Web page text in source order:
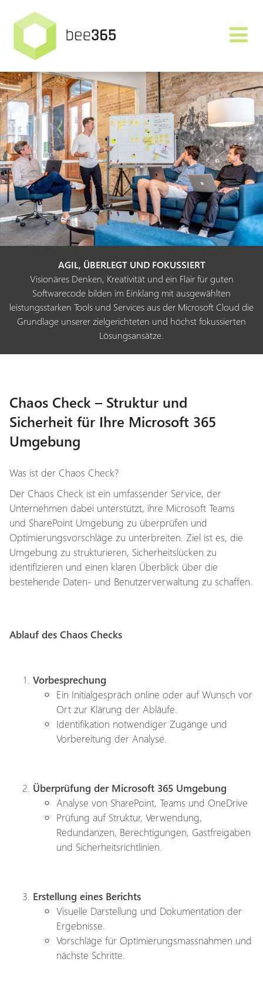
AGIL, ÜBERLEGT UND FOKUSSIERT
Visionäres Denken, Kreativität und ein Flair für guten
Softwarecode bilden im Einklang mit ausgewählten
leistungsstarken Tools und Services aus der Microsoft Cloud die
Grundlage unserer zielgerichteten und höchst fokussierten
Lösungsansätze.
Chaos Check – Struktur und
Sicherheit für Ihre Microsoft 365
Umgebung
Was ist der Chaos Check?
Der Chaos Check ist ein umfassender Service, der
Unternehmen dabei unterstützt, ihre Microsoft Teams
und SharePoint Umgebung zu überprüfen und
Optimierungsvorschläge zu unterbreiten. Ziel ist es, die
Umgebung zu strukturieren, Sicherheitslücken zu
identifizieren und einen klaren Überblick über die
bestehende Daten- und Benutzerverwaltung zu schaffen.
Ablauf des Chaos Checks
Vorbesprechung
Ein Initialgespräch online oder auf Wunsch vor
Ort zur Klärung der Abläufe.
Identifikation notwendiger Zugänge und
Vorbereitung der Analyse.
Überprüfung der Microsoft 365 Umgebung
Analyse von SharePoint, Teams und OneDrive
Prüfung auf Struktur, Verwendung,
Redundanzen, Berechtigungen, Gastfreigaben
und Sicherheitsrichtlinien.
Erstellung eines Berichts
Visuelle Darstellung und Dokumentation der
Ergebnisse.
Vorschläge für Optimierungsmassnahmen und
nächste Schritte.